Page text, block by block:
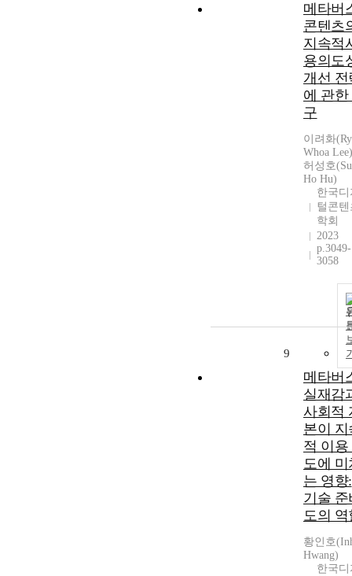
메타버
콘텐츠
지속적
용의도
개선 전
에 관한
구
이려화
Whoa
허성호
Ho Hu)
한국디
털콘텐
학회
2023
p.3049-
3058
9
메타버
실재감
사회적
본이 지
적 이용
도에 미
는 영향:
기술 준
도의 역
황인호
Hwang)
한국디